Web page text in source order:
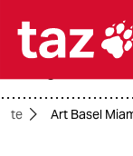

Art Basel